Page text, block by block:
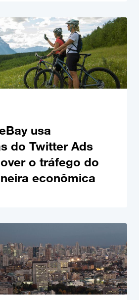
usa
do Twitter Ads
o tráfego do
econômica